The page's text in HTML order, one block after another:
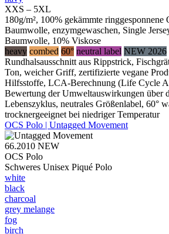
XXS – 5XL
180g/m², 100% gekämmte
Baumwolle, enzymgewaschen, Single
Baumwolle, 10% Viskose
heavy combed 60° neutral label NEW 2026
Rundhalsausschnitt aus Rippstrick,
Ton, weicher Griff, zertifizierte vegane
Hilfsstoffe, LCA-Berechnung (Life Cycle
Bewertung der Umweltauswirkungen über
Lebenszyklus, neutrales Größenlabel, 60°
trocknergeeignet bei niedriger Temperatur
OCS Polo | Untagged Movement
66.2010 NEW
OCS Polo
Schweres Unisex Piqué Polo
white
black
charcoal
grey melange
fog
birch